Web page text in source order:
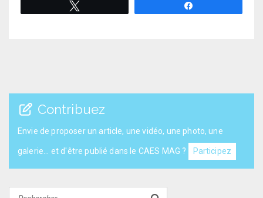
Contribuez
Envie de proposer un article, une vidéo, une photo, une
galerie... et d'être publié dans le CAES MAG ? Participez